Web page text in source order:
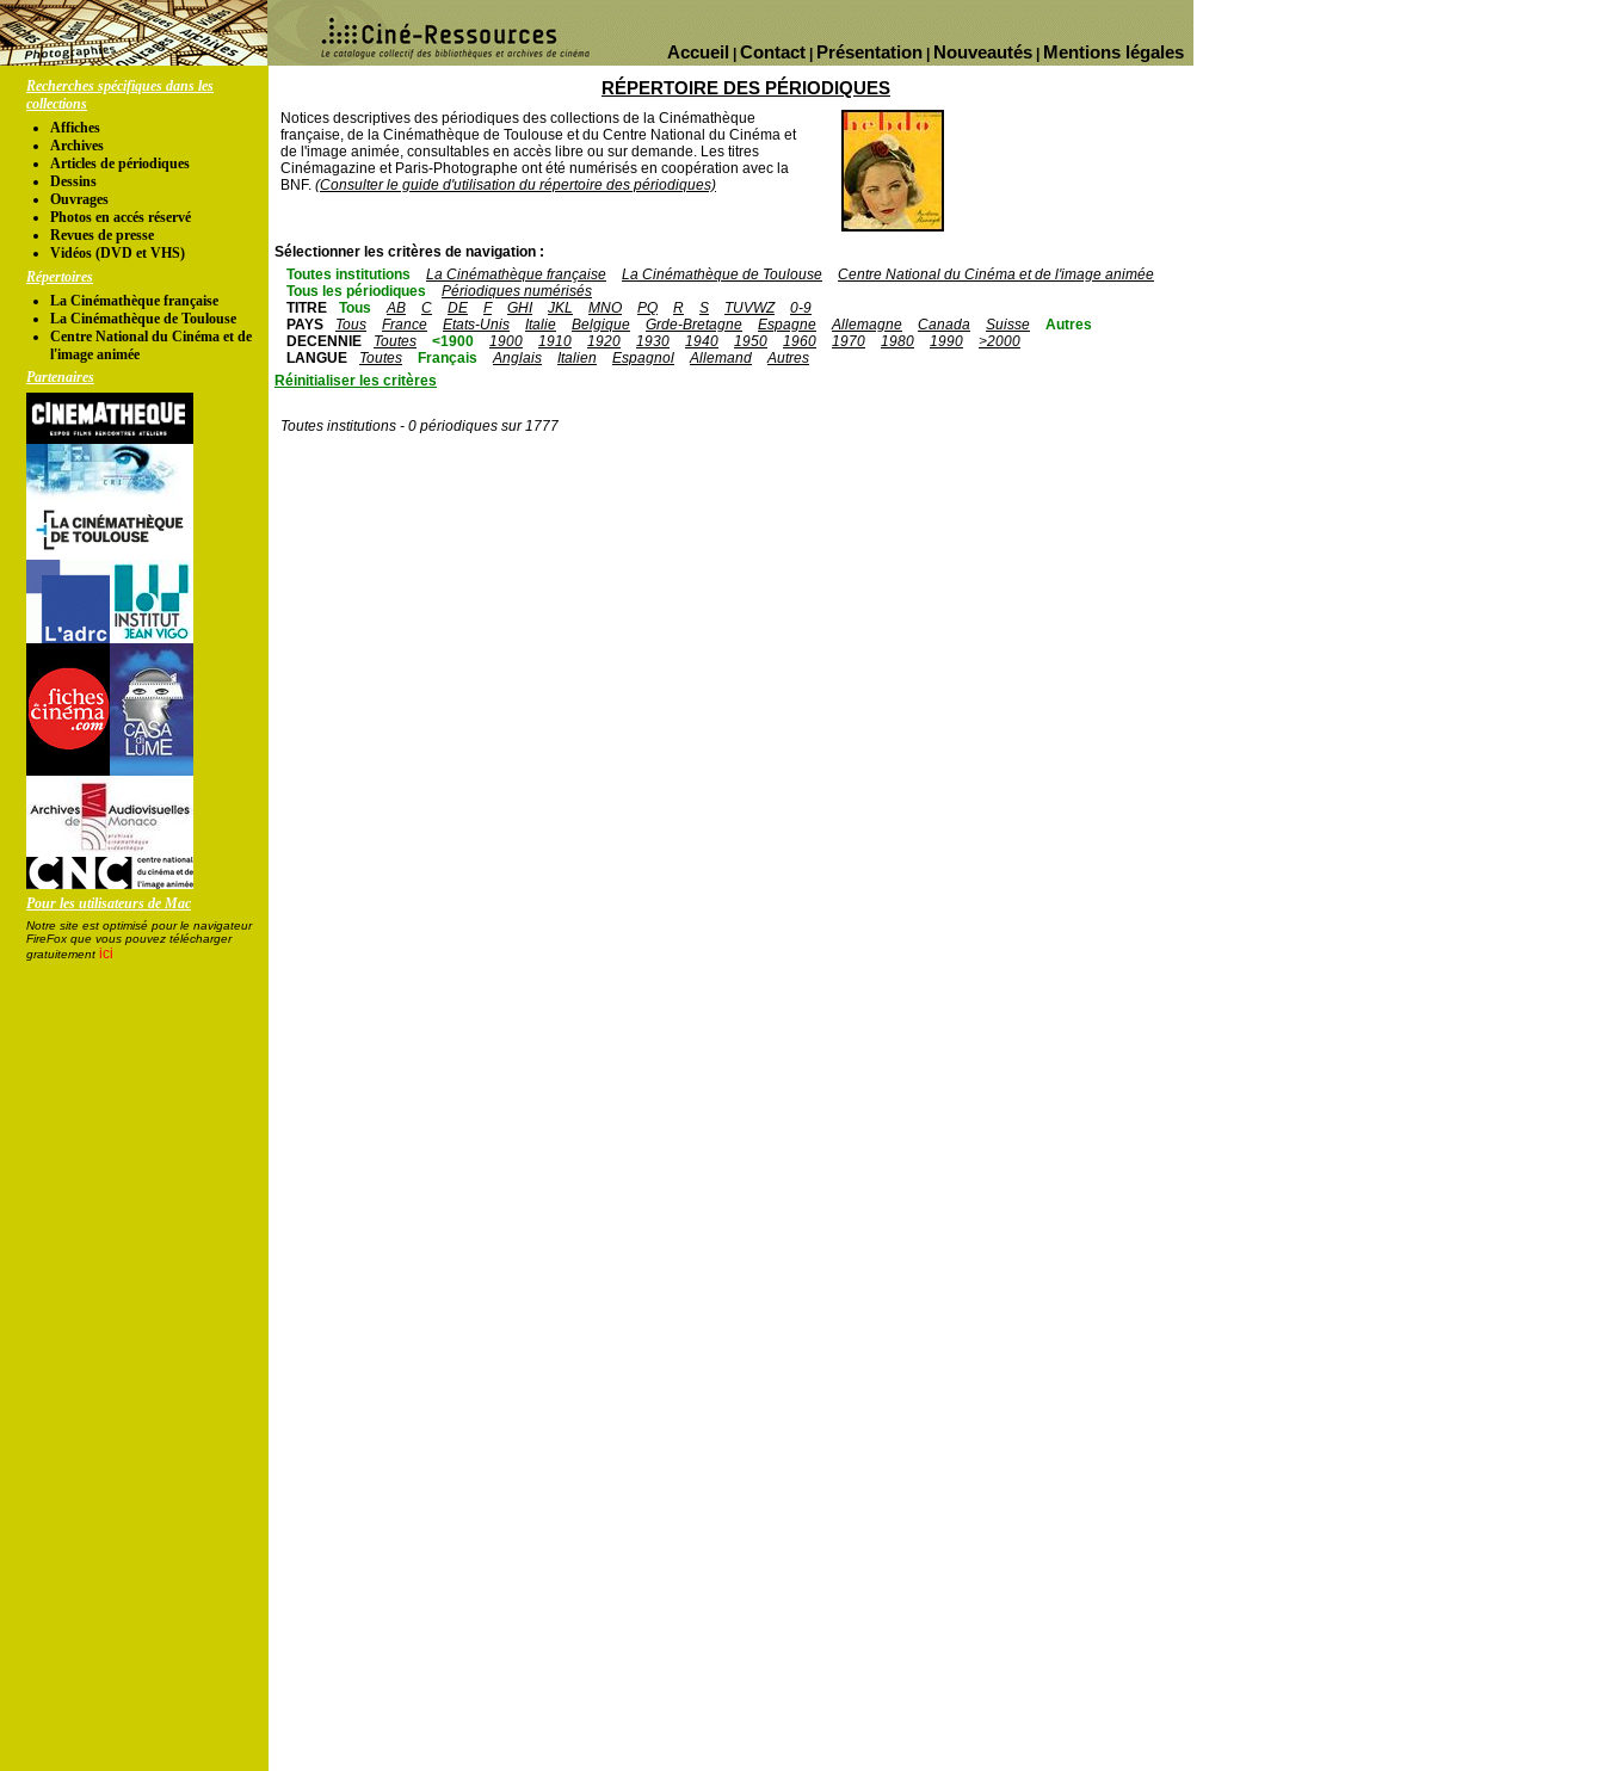
Mentions légales
Nouveautés
Présentation
Contact
Accueil
Recherches spécifiques dans les
collections
Affiches
Archives
Articles de périodiques
Dessins
Ouvrages
Photos en accés réservé
Revues de presse
Vidéos (DVD et VHS)
Répertoires
La Cinémathèque française
La Cinémathèque de Toulouse
Centre National du Cinéma et de
l'image animée
Partenaires
Pour les utilisateurs de Mac
Notre site est optimisé pour le navigateur
FireFox que vous pouvez télécharger
gratuitement ici
RÉPERTOIRE DES PÉRIODIQUES
Notices descriptives des périodiques des collections de la Cinémathèque
française, de la Cinémathèque de Toulouse et du Centre National du Cinéma et
de l'image animée, consultables en accès libre ou sur demande. Les titres
Cinémagazine et Paris-Photographe ont été numérisés en coopération avec la
BNF. (Consulter le guide d'utilisation du répertoire des périodiques)
Sélectionner les critères de navigation :
Toutes institutions
La Cinémathèque française La Cinémathèque de Toulouse
Centre National du Cinéma et de l'image animée
Tous les périodiques
Périodiques numérisés
TITRE
Tous AB C DE F GHI JKL MNO PQ R S TUVWZ
0-9
PAYS
Tous France Etats-Unis Italie Belgique Grde-Bretagne Espagne Allemagne Canada Suisse
Autres
DECENNIE
Toutes <1900 1900 1910 1920 1930 1940 1950 1960 1970 1980 1990
>2000
LANGUE
Toutes Français Anglais Italien Espagnol Allemand
Autres
Réinitialiser les critères
Toutes institutions - 0 périodiques sur 1777